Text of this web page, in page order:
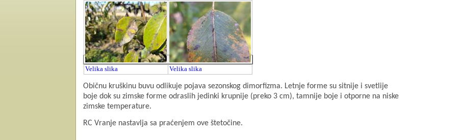
Velika slika Velika slika
Običnu kruškinu buvu odlikuje pojava sezonskog dimorfizma. Letnje forme su sitnije i svetlije
boje dok su zimske forme odraslih jedinki krupnije (preko 3 cm), tamnije boje i otporne na niske
zimske temperature.
RC Vranje nastavlja sa praćenjem ove štetočine.